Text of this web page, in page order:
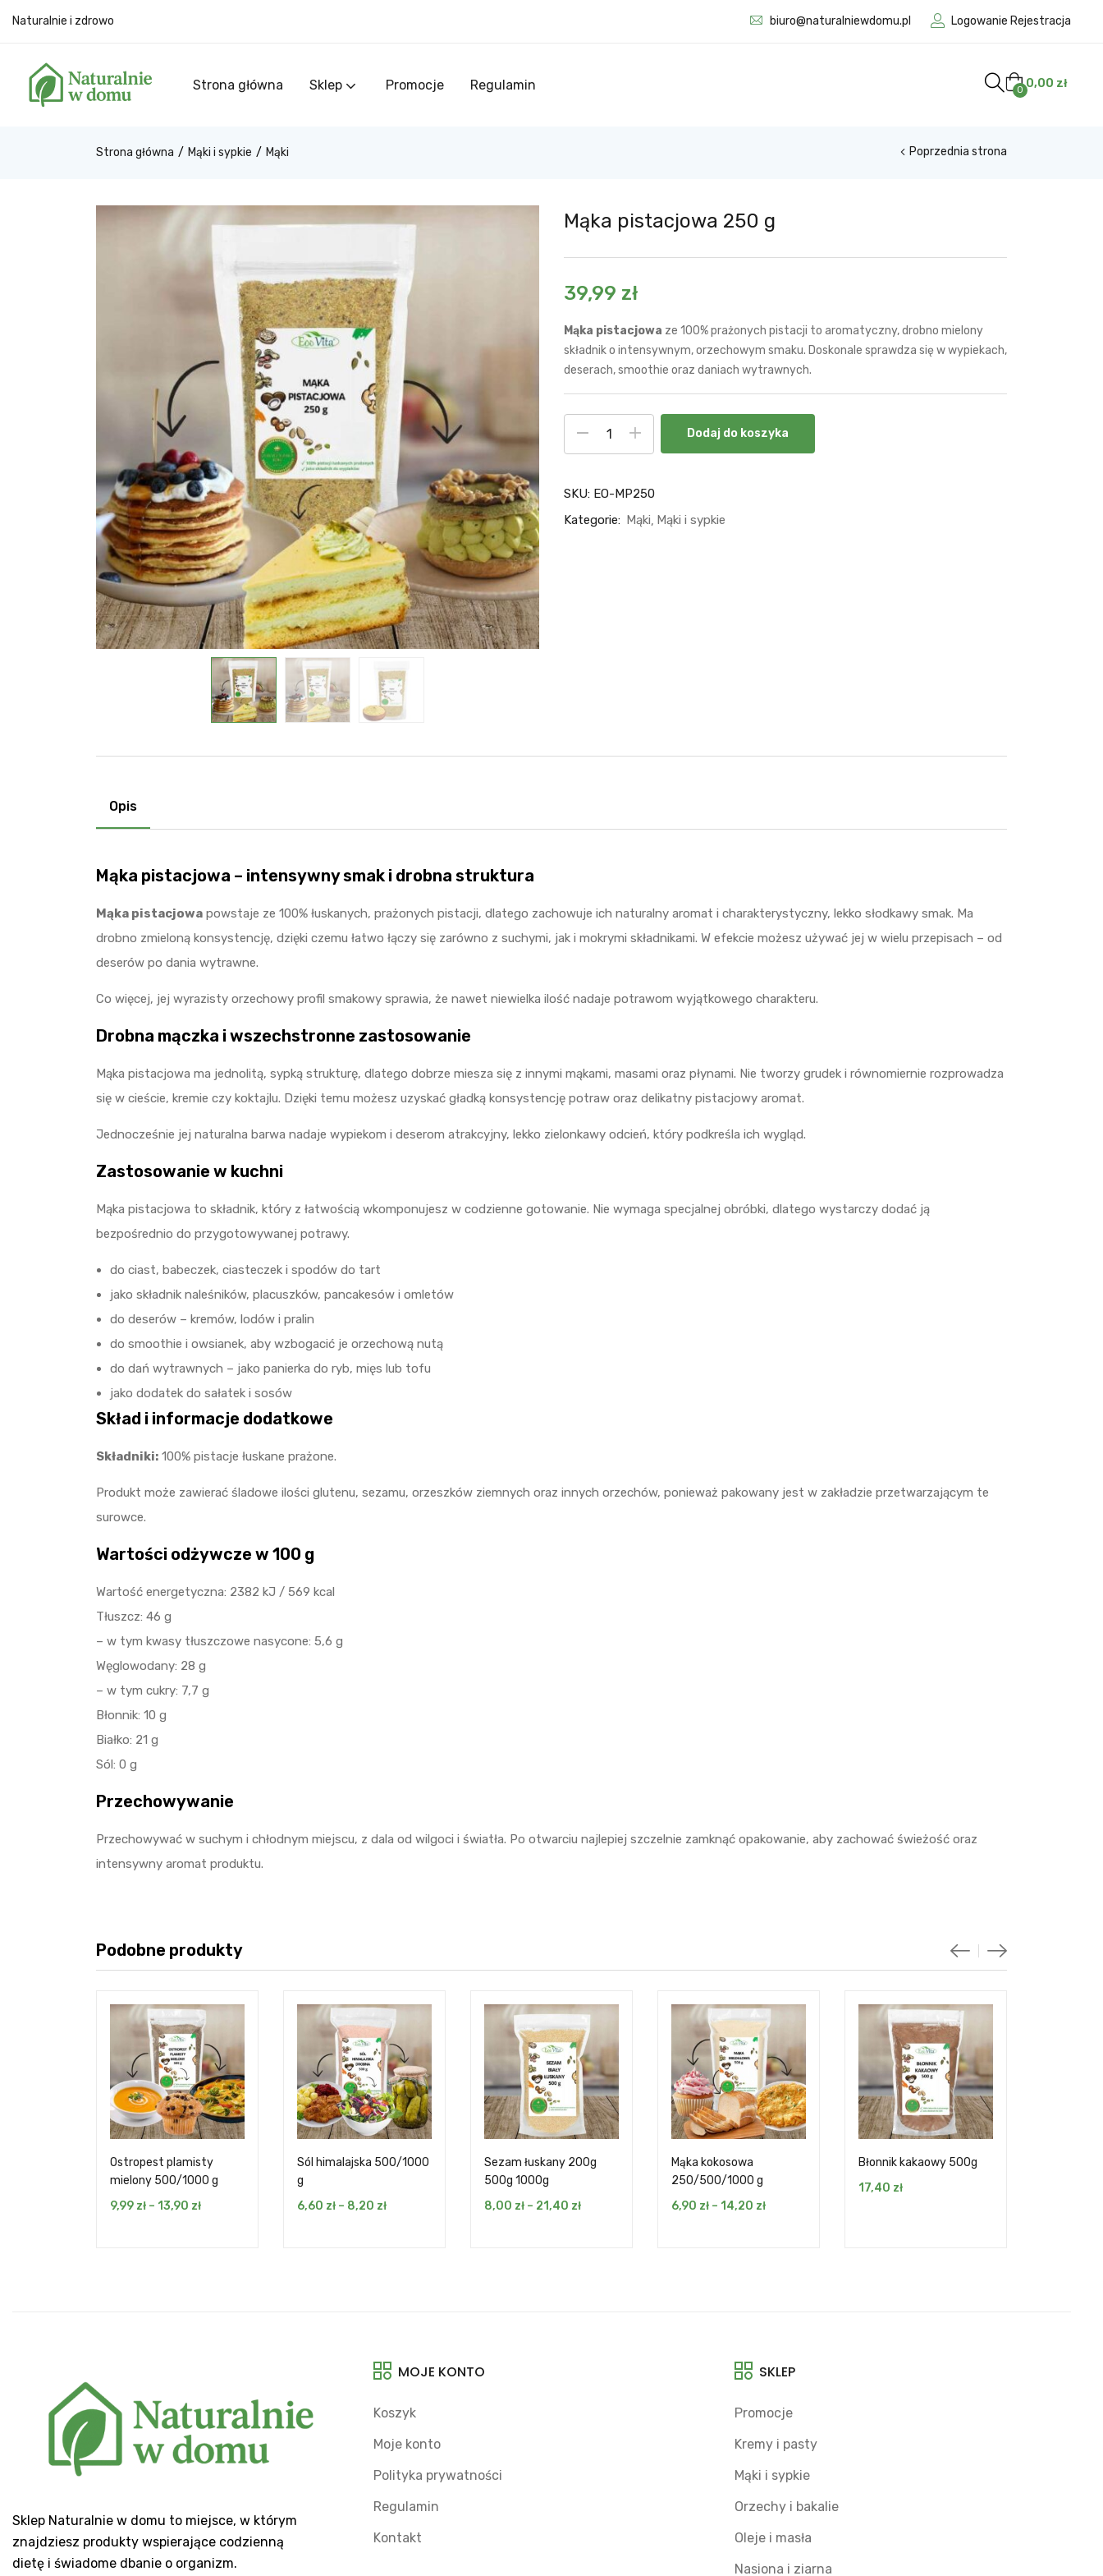
Naturalnie i zdrowo biuro@naturalniewdomu.pl Logowanie Rejestracja
Strona główna Sklep Promocje Regulamin 0 0,00 zł
Strona główna Mąki i sypkie Mąki Poprzednia strona
Mąka pistacjowa 250 g
39,99 zł
Mąka pistacjowa ze 100% prażonych pistacji to aromatyczny, drobno mielony
składnik o intensywnym, orzechowym smaku. Doskonale sprawdza się w wypiekach,
deserach, smoothie oraz daniach wytrawnych.
Dodaj do koszyka
SKU: EO-MP250
Kategorie: Mąki Mąki i sypkie
Opis
Mąka pistacjowa – intensywny smak i drobna struktura
Mąka pistacjowa powstaje ze 100% łuskanych, prażonych pistacji, dlatego zachowuje ich naturalny aromat i charakterystyczny, lekko słodkawy smak. Ma
drobno zmieloną konsystencję, dzięki czemu łatwo łączy się zarówno z suchymi, jak i mokrymi składnikami. W efekcie możesz używać jej w wielu przepisach – od
deserów po dania wytrawne.
Co więcej, jej wyrazisty orzechowy profil smakowy sprawia, że nawet niewielka ilość nadaje potrawom wyjątkowego charakteru.
Drobna mączka i wszechstronne zastosowanie
Mąka pistacjowa ma jednolitą, sypką strukturę, dlatego dobrze miesza się z innymi mąkami, masami oraz płynami. Nie tworzy grudek i równomiernie rozprowadza
się w cieście, kremie czy koktajlu. Dzięki temu możesz uzyskać gładką konsystencję potraw oraz delikatny pistacjowy aromat.
Jednocześnie jej naturalna barwa nadaje wypiekom i deserom atrakcyjny, lekko zielonkawy odcień, który podkreśla ich wygląd.
Zastosowanie w kuchni
Mąka pistacjowa to składnik, który z łatwością wkomponujesz w codzienne gotowanie. Nie wymaga specjalnej obróbki, dlatego wystarczy dodać ją
bezpośrednio do przygotowywanej potrawy.
do ciast, babeczek, ciasteczek i spodów do tart
jako składnik naleśników, placuszków, pancakesów i omletów
do deserów – kremów, lodów i pralin
do smoothie i owsianek, aby wzbogacić je orzechową nutą
do dań wytrawnych – jako panierka do ryb, mięs lub tofu
jako dodatek do sałatek i sosów
Skład i informacje dodatkowe
Składniki: 100% pistacje łuskane prażone.
Produkt może zawierać śladowe ilości glutenu, sezamu, orzeszków ziemnych oraz innych orzechów, ponieważ pakowany jest w zakładzie przetwarzającym te
surowce.
Wartości odżywcze w 100 g
Wartość energetyczna: 2382 kJ / 569 kcal
Tłuszcz: 46 g
– w tym kwasy tłuszczowe nasycone: 5,6 g
Węglowodany: 28 g
– w tym cukry: 7,7 g
Błonnik: 10 g
Białko: 21 g
Sól: 0 g
Przechowywanie
Przechowywać w suchym i chłodnym miejscu, z dala od wilgoci i światła. Po otwarciu najlepiej szczelnie zamknąć opakowanie, aby zachować świeżość oraz
intensywny aromat produktu.
Podobne produkty
Ostropest plamisty
mielony 500/1000 g
9,99 zł – 13,90 zł
Sól himalajska 500/1000
g
6,60 zł – 8,20 zł
Sezam łuskany 200g
500g 1000g
8,00 zł – 21,40 zł
Mąka kokosowa
250/500/1000 g
6,90 zł – 14,20 zł
Błonnik kakaowy 500g
17,40 zł
Sklep Naturalnie w domu to miejsce, w którym
znajdziesz produkty wspierające codzienną
dietę i świadome dbanie o organizm.
MOJE KONTO
Koszyk
Moje konto
Polityka prywatności
Regulamin
Kontakt
SKLEP
Promocje
Kremy i pasty
Mąki i sypkie
Orzechy i bakalie
Oleje i masła
Nasiona i ziarna